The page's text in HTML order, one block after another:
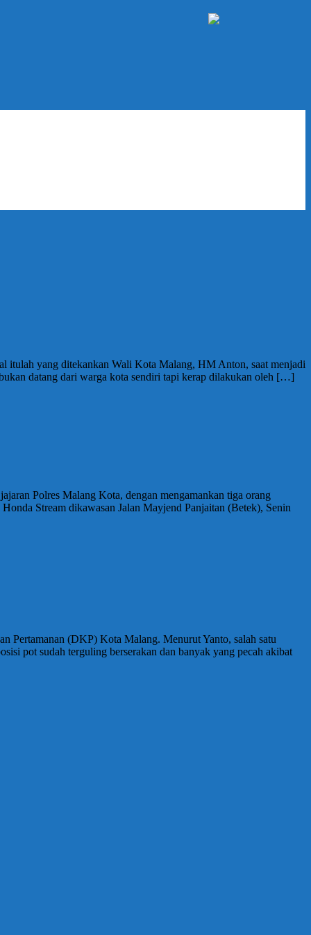
itulah yang ditekankan Wali Kota Malang, HM Anton, saat menjadi
datang dari warga kota sendiri tapi kerap dilakukan oleh […]
Polres Malang Kota, dengan mengamankan tiga orang
Stream dikawasan Jalan Mayjend Panjaitan (Betek), Senin
Pertamanan (DKP) Kota Malang. Menurut Yanto, salah satu
pot sudah terguling berserakan dan banyak yang pecah akibat